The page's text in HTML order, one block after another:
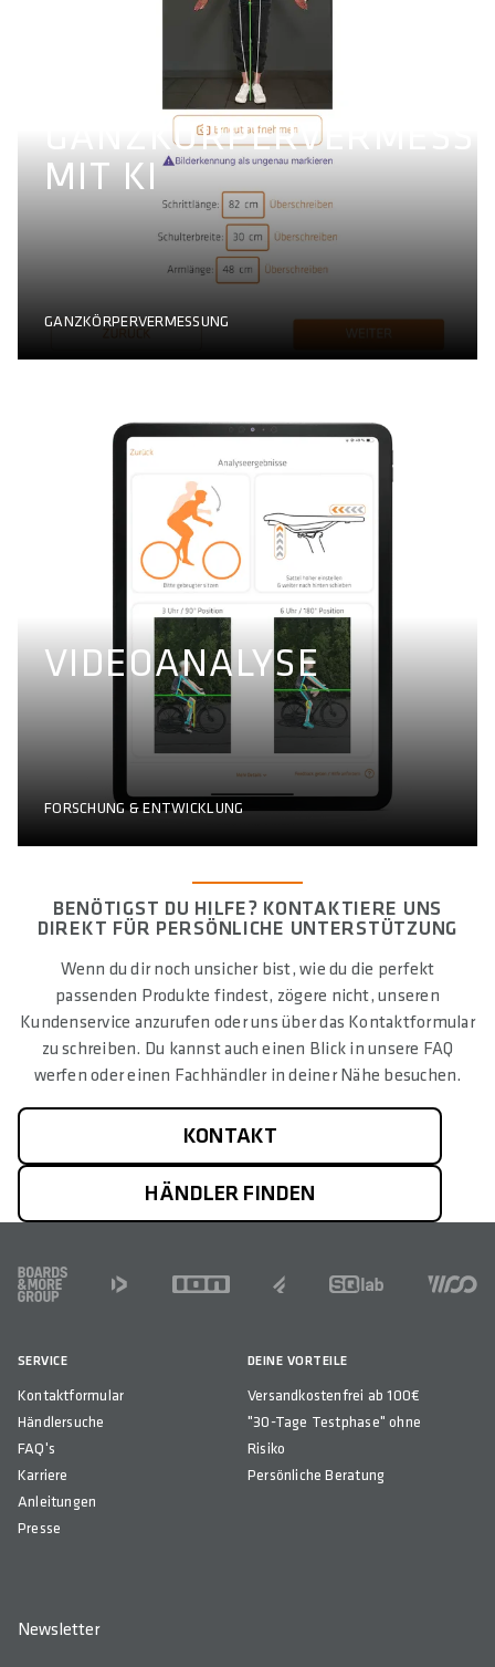
MIT KI
GANZKÖRPERVERMESSUNG
VIDEOANALYSE
FORSCHUNG & ENTWICKLUNG
BENÖTIGST DU HILFE? KONTAKTIERE UNS
DIREKT FÜR PERSÖNLICHE UNTERSTÜTZUNG
Wenn du dir noch unsicher bist, wie du die perfekt
passenden Produkte findest, zögere nicht, unseren
Kundenservice anzurufen oder uns über das Kontaktformular
zu schreiben. Du kannst auch einen Blick in unsere FAQ
werfen oder einen Fachhändler in deiner Nähe besuchen.
KONTAKT
HÄNDLER FINDEN
FOOTER
SERVICE
Kontaktformular
Händlersuche
FAQ's
Karriere
Anleitungen
Presse
DEINE VORTEILE
Versandkostenfrei ab 100€
"30-Tage Testphase" ohne
Risiko
Persönliche Beratung
Newsletter